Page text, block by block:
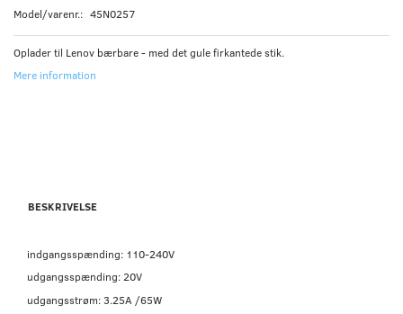
Model/varenr.: 45N0257
Oplader til Lenov bærbare - med det gule firkantede stik.
Mere information
BESKRIVELSE
indgangsspænding: 110-240V
udgangsspænding: 20V
udgangsstrøm: 3.25A /65W